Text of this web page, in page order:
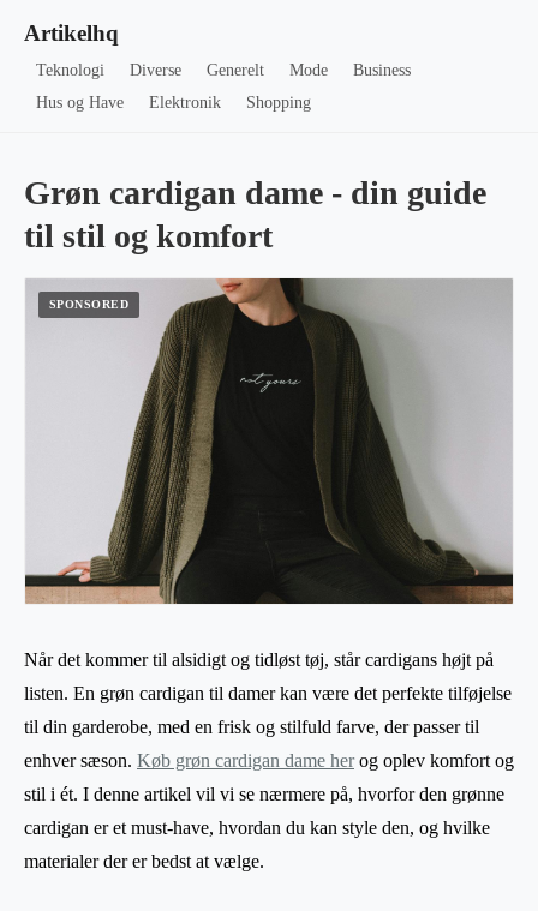
Artikelhq
Teknologi Diverse Generelt Mode
Business
Hus og Have
Elektronik Shopping
Grøn cardigan dame - din guide
til stil og komfort
Når det kommer til alsidigt og tidløst tøj, står cardigans højt på
listen. En grøn cardigan til damer kan være det perfekte tilføjelse
til din garderobe, med en frisk og stilfuld farve, der passer til
enhver sæson. Køb grøn cardigan dame herog oplev komfort og
stil i ét. I denne artikel vil vi se nærmere på, hvorfor den grønne
cardigan er et must-have, hvordan du kan style den, og hvilke
materialer der er bedst at vælge.